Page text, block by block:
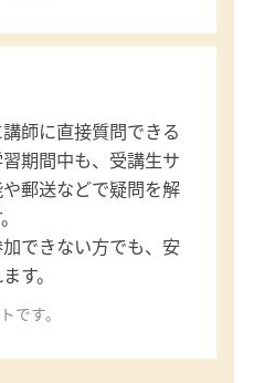
師に直接質問できる
期間中も、受講生サ
郵送などで疑問を解
できない方でも、安
す。
です。